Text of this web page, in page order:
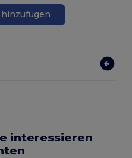
interessieren